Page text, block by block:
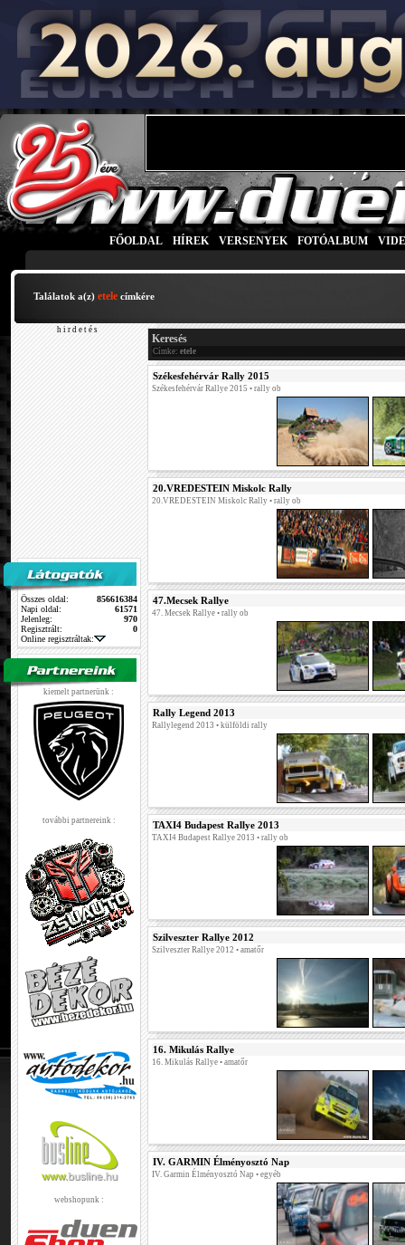
FŐOLDAL HÍREK VERSENYEK FOTÓALBUM
Találatok a(z)etele címkére
h i r d e t é s
Összes oldal:
856616384
Napi oldal:
61571
Jelenleg:
970
Regisztrált:
0
Online regisztráltak:
kiemelt partnerünk :
további partnereink :
webshopunk :
Keresés
Címke: etele
Székesfehérvár Rally 2015
Székesfehérvár Rallye 2015 • rally ob
20.VREDESTEIN Miskolc Rally
20.VREDESTEIN Miskolc Rally • rally ob
47.Mecsek Rallye
47. Mecsek Rallye • rally ob
Rally Legend 2013
Rallylegend 2013 • külföldi rally
TAXI4 Budapest Rallye 2013
TAXI4 Budapest Rallye 2013 • rally ob
Szilveszter Rallye 2012
Szilveszter Rallye 2012 • amatőr
16. Mikulás Rallye
16. Mikulás Rallye • amatőr
IV. GARMIN Élményosztó Nap
IV. Garmin Élményosztó Nap • egyéb